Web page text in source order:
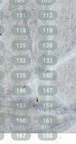
111
112
118
119
125
126
132
133
139
140
146
147
153
154
160
161
167
168